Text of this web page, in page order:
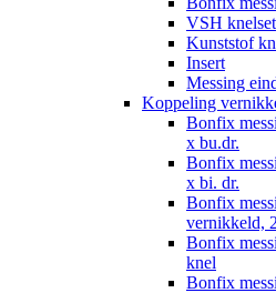
VSH knelset
Kunststof
Insert
Messing
Koppeling
Bonfix
x bu.dr.
Bonfix
x bi. dr.
Bonfix
vernikkeld,
Bonfix
knel
Bonfix